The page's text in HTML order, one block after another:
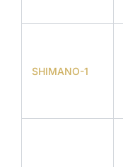
SHIMANO-1